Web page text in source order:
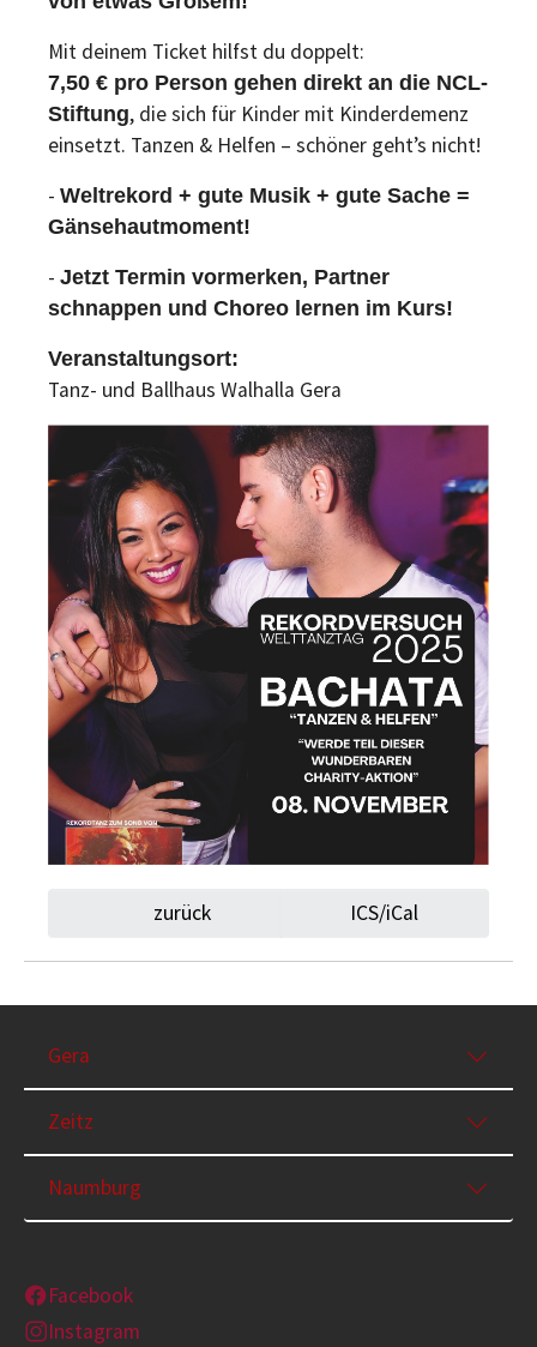
Mit deinem Ticket hilfst du doppelt:
7,50 € pro Person gehen direkt an die NCL-
Stiftung, die sich für Kinder mit Kinderdemenz
einsetzt. Tanzen & Helfen – schöner geht’s nicht!
- Weltrekord + gute Musik + gute Sache =
Gänsehautmoment!
- Jetzt Termin vormerken, Partner
schnappen und Choreo lernen im Kurs!
Veranstaltungsort:
Tanz- und Ballhaus Walhalla Gera
zurück ICS/iCal
Gera
Zeitz
Naumburg
Facebook
Instagram